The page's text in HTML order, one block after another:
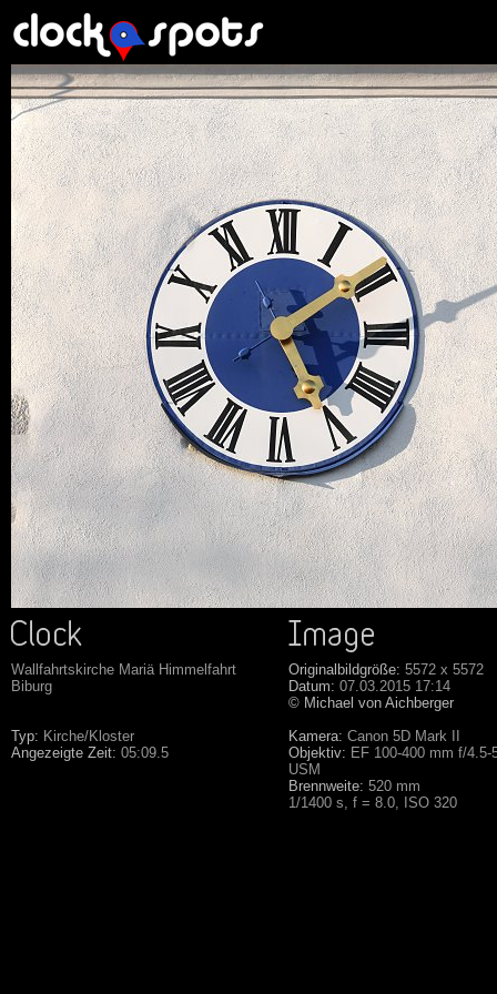
Wallfahrtskirche Mariä Himmelfahrt
Biburg
Typ: Kirche/Kloster
Angezeigte Zeit: 05:09.5
Originalbildgröße: 5572 x 5572
Datum: 07.03.2015 17:14
© Michael von Aichberger
Kamera: Canon 5D Mark II
Objektiv: EF 100-400 mm f/
USM
Brennweite: 520 mm
1/1400 s, f = 8.0, ISO 320